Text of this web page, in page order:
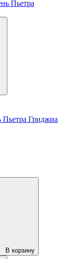
Пьетра Гриджиа
В корзину